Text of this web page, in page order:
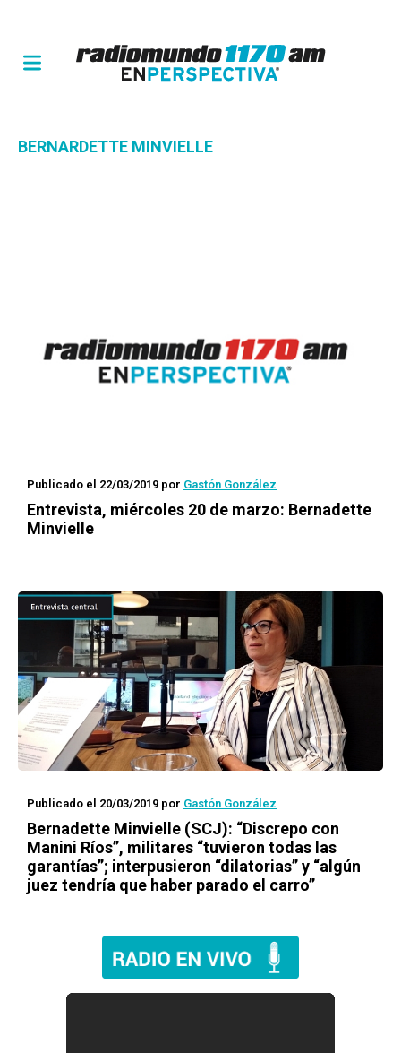
BERNARDETTE MINVIELLE
Publicado el 22/03/2019 por Gastón González
Entrevista, miércoles 20 de marzo: Bernadette
Minvielle
Publicado el 20/03/2019 por Gastón González
Bernadette Minvielle (SCJ): “Discrepo con
Manini Ríos”, militares “tuvieron todas las
garantías”; interpusieron “dilatorias” y “algún
juez tendría que haber parado el carro”